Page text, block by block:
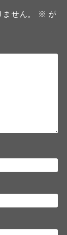
せん。 ※ が